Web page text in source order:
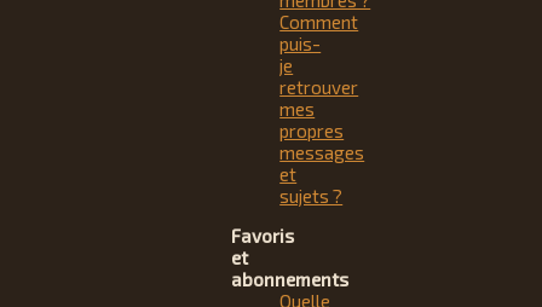
Comment
puis-
je
retrouver
mes
propres
messages
et
sujets ?
Favoris
et
abonnements
Quelle